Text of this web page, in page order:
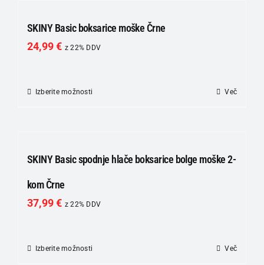
SKINY Basic boksarice moške Črne
24,99€ z 22% DDV
Izberite možnosti
različic.
izberete
Več
SKINY Basic spodnje hlače boksarice bolge moške 2-
kom Črne
37,99€ z 22% DDV
Izberite možnosti Več